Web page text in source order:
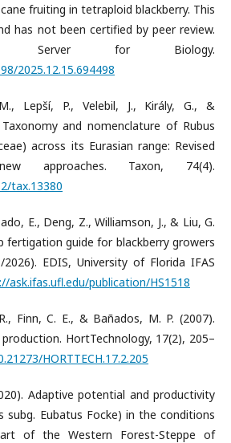
fruiting in tetraploid blackberry. This
has not been certified by peer review.
Server for Biology.
2025.12.15.694498
Lepší, P., Velebil, J., Király, G., &
and nomenclature of Rubus
across its Eurasian range: Revised
approaches. Taxon, 74(4).
tax.13380
E., Deng, Z., Williamson, J., & Liu, G.
fertigation guide for blackberry growers
EDIS, University of Florida IFAS
ask.ifas.ufl.edu/publication/HS1518
Finn, C. E., & Bañados, M. P. (2007).
HortTechnology, 17(2), 205–
HORTTECH.17.2.205
Adaptive potential and productivity
subg. Eubatus Focke) in the conditions
of the Western Forest-Steppe of